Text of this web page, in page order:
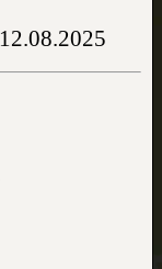
12.08.2025